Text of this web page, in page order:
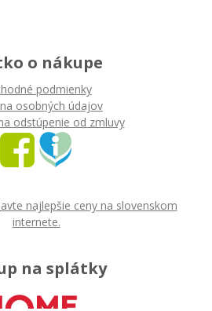
o nákupe
podmienky
osobných údajov
odstúpenie od zmluvy
na splátky